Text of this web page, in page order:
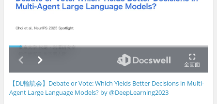
【DL輪読会】Debate or Vote: Which Yields Better Decisions in Multi-
Agent Large Language Models? by @DeepLearning2023